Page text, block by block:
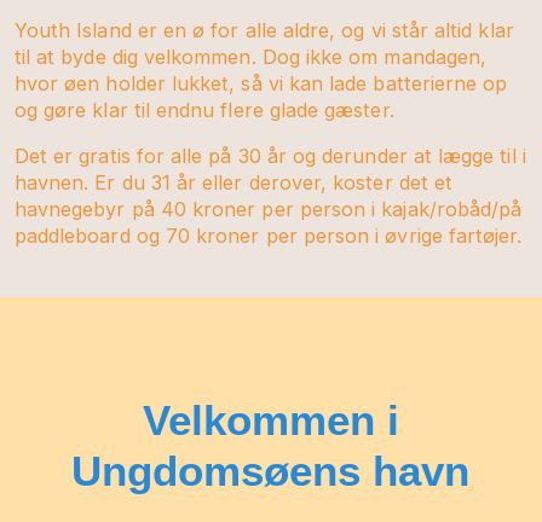
Youth Island er en ø for alle aldre, og vi står altid klar
til at byde dig velkommen. Dog ikke om mandagen,
hvor øen holder lukket, så vi kan lade batterierne op
og gøre klar til endnu flere glade gæster.
Det er gratis for alle på 30 år og derunder at lægge til i
havnen. Er du 31 år eller derover, koster det et
havnegebyr på 40 kroner per person i kajak/robåd/på
paddleboard og 70 kroner per person i øvrige fartøjer.
Velkommen i
Ungdomsøens havn